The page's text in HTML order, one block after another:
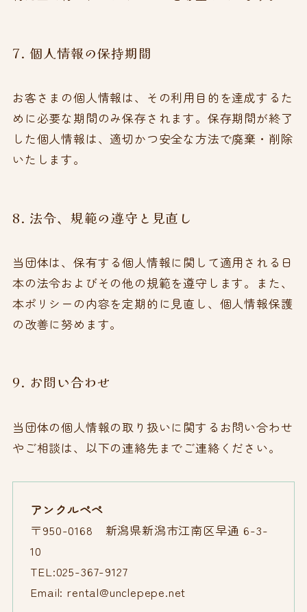
7. 個人情報の保持期間
お客さまの個人情報は、その利用目的を達成するた
めに必要な期間のみ保存されます。保存期間が終了
した個人情報は、適切かつ安全な方法で廃棄・削除
いたします。
8. 法令、規範の遵守と見直し
当団体は、保有する個人情報に関して適用される日
本の法令およびその他の規範を遵守します。また、
本ポリシーの内容を定期的に見直し、個人情報保護
の改善に努めます。
9. お問い合わせ
当団体の個人情報の取り扱いに関するお問い合わせ
やご相談は、以下の連絡先までご連絡ください。
アンクルペペ
〒950-0168 新潟県新潟市江南区早通 6-3-
10
TEL:025-367-9127
Email: rental@unclepepe.net